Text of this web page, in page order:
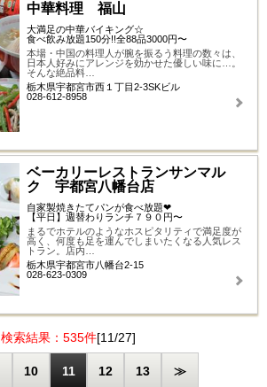
中華料理 福山
大満足の中華バイキング☆
食べ飲み放題150分!!全88品3000円〜
本場・中国の料理人が腕を振るう料理の数々は、
日本人好みにアレンジを効かせた優しい味に…。
そんな絶品料…
栃木県宇都宮市西１丁目2-3SKビル
028-612-8958
ベーカリーレストランサンマル
ク 宇都宮八幡台店
自家製焼きたてパンが食べ放題❤
【平日】週替わりランチ７９０円〜
まるでホテルのようなホスピタリティで満足度が
高く、何度も足を運んでしまいたくなる人気レス
トラン。店内…
栃木県宇都宮市八幡台2-15
028-623-0309
検索結果：535件[11/27]
10 11 12 13 ≫